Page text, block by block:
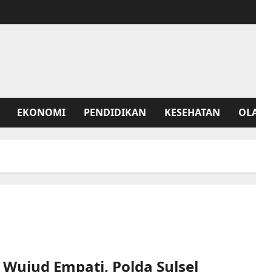
EKONOMI PENDIDIKAN KESEHATAN
Wujud Empati, Polda Sulsel